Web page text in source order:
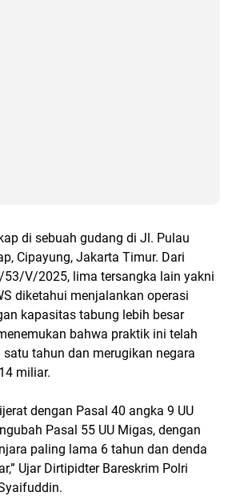
di sebuah gudang di Jl. Pulau
Cipayung, Jakarta Timur. Dari
V/2025, lima tersangka lain yakni
diketahui menjalankan operasi
kapasitas tabung lebih besar
bahwa praktik ini telah
tahun dan merugikan negara
miliar.
dengan Pasal 40 angka 9 UU
Pasal 55 UU Migas, dengan
paling lama 6 tahun dan denda
Ujar Dirtipidter Bareskrim Polri